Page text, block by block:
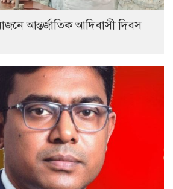
আন্তর্জাতিক আদিবাসী দিবস